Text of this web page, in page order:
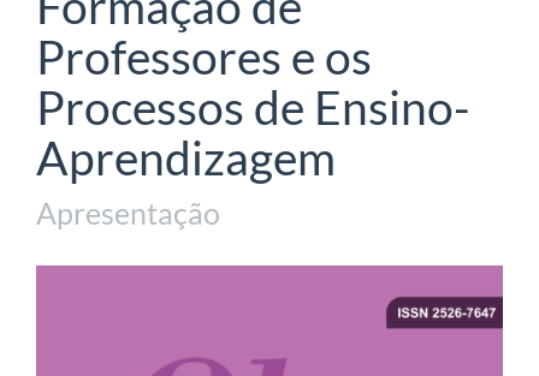
Professores e os
Processos de Ensino-
Aprendizagem
Apresentação